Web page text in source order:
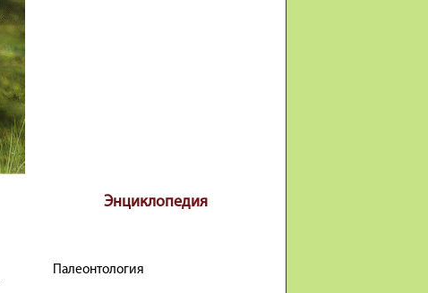
Энциклопедия
Палеонтология